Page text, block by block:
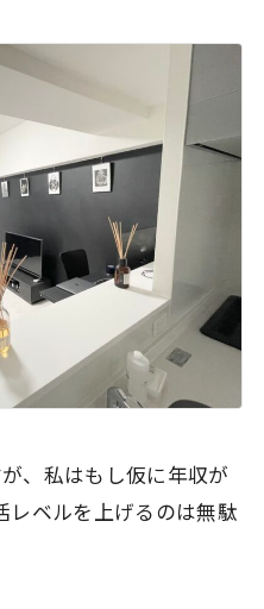
、 私はもし仮に年収が
レベルを上げるのは無駄